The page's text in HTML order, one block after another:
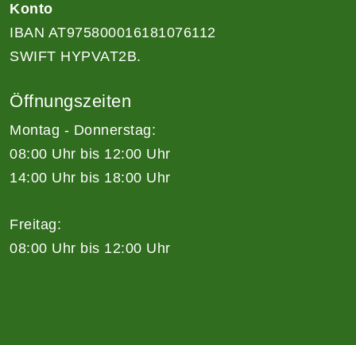
Konto
IBAN AT975800016181076112
SWIFT HYPVAT2B.
Öffnungszeiten
Montag - Donnerstag:
08:00 Uhr bis 12:00 Uhr
14:00 Uhr bis 18:00 Uhr
Freitag:
08:00 Uhr bis 12:00 Uhr